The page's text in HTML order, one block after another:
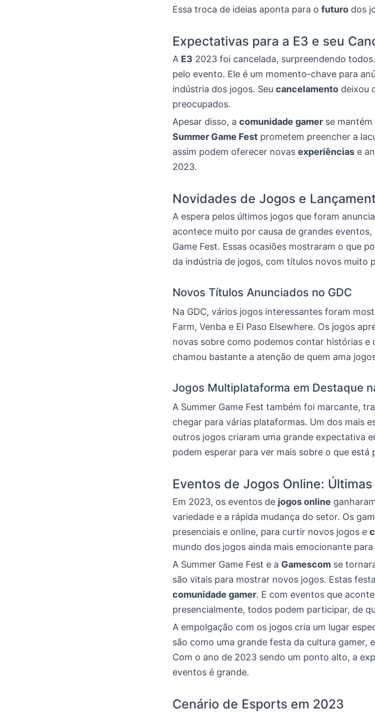
Essa troca de ideias aponta para o futuro dos
Expectativas para a E3 e seu
A E3 2023 foi cancelada, surpreendendo
pelo evento. Ele é um momento-chave para
indústria dos jogos. Seu cancelamento deixou
preocupados.
Apesar disso, a comunidade gamer se
Summer Game Fest prometem preencher a
assim podem oferecer novas experiências e
2023.
Novidades de Jogos e
A espera pelos últimos jogos que foram
acontece muito por causa de grandes eventos,
Game Fest. Essas ocasiões mostraram o que
da indústria de jogos, com títulos novos muito
Novos Títulos Anunciados no GDC
Na GDC, vários jogos interessantes foram
Farm, Venba e El Paso Elsewhere. Os jogos
novas sobre como podemos contar histórias e
chamou bastante a atenção de quem ama
Jogos Multiplataforma em Destaque
A Summer Game Fest também foi marcante,
chegar para várias plataformas. Um dos mais
outros jogos criaram uma grande expectativa
podem esperar para ver mais sobre o que está
Eventos de Jogos Online:
Em 2023, os eventos de jogos online
variedade e a rápida mudança do setor. Os
presenciais e online, para curtir novos jogos e
mundo dos jogos ainda mais emocionante
A Summer Game Fest e a Gamescom se
são vitais para mostrar novos jogos. Estas
comunidade gamer. E com eventos que
presencialmente, todos podem participar, de
A empolgação com os jogos cria um lugar
são como uma grande festa da cultura gamer,
Com o ano de 2023 sendo um ponto alto, a
eventos é grande.
Cenário de Esports em 2023